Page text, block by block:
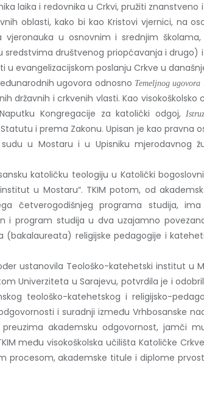
laika i redovnika u Crkvi, pružiti
oblasti, kako bi kao Kristovi vjernici, na
u osnovnim i srednjim
društvenog priopćavanja i
evangelizacijskom poslanju Crkve u
ugovora odnosno Temeljnog ugovora
državnih i crkvenih vlasti. Kao visokoškolsko
Kongregacije za katolički odgoj,
i prema Zakonu. Upisan je kao pravna
u Mostaru i u Upisniku mjerodavnog
katoličku teologiju u Katolički
u Mostaru“. TKIM potom, od
četverogodišnjeg programa studija,
i program studija u dva uzajamno
religijske pedagogije i
ustanovila Teološko-katehetski institut u
Univerziteta u Sarajevu, potvrdila je i
teološko-katehetskog i religijsko-
i suradnji između Vrhbosanske
akademsku odgovornost, jamči
među visokoškolska učilišta Katoličke
procesom, akademske titule i diplome